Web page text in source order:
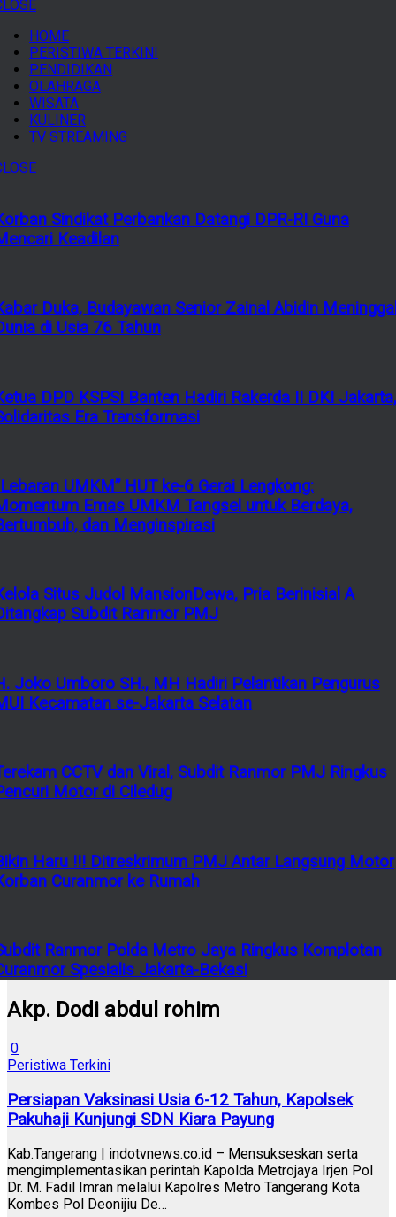
HOME
PERISTIWA TERKINI
PENDIDIKAN
OLAHRAGA
WISATA
KULINER
TV STREAMING
Sindikat Perbankan Datangi DPR-RI Guna
Keadilan
Duka, Budayawan Senior Zainal Abidin
di Usia 76 Tahun
DPD KSPSI Banten Hadiri Rakerda II DKI Jakarta,
Era Transformasi
UMKM” HUT ke-6 Gerai Lengkong:
Emas UMKM Tangsel untuk Berdaya,
dan Menginspirasi
Situs Judol MansionDewa, Pria Berinisial A
Subdit Ranmor PMJ
Joko Umboro SH., MH Hadiri Pelantikan Pengurus
Kecamatan se-Jakarta Selatan
CCTV dan Viral, Subdit Ranmor PMJ Ringkus
Motor di Ciledug
Haru !!! Ditreskrimum PMJ Antar Langsung Motor
Curanmor ke Rumah
Ranmor Polda Metro Jaya Ringkus Komplotan
Spesialis Jakarta-Bekasi
Akp. Dodi abdul rohim
0
Peristiwa Terkini
Persiapan Vaksinasi Usia 6-12 Tahun, Kapolsek
Pakuhaji Kunjungi SDN Kiara Payung
Kab.Tangerang | indotvnews.co.id – Mensukseskan serta
mengimplementasikan perintah Kapolda Metrojaya Irjen Pol
Dr. M. Fadil Imran melalui Kapolres Metro Tangerang Kota
Kombes Pol Deonijiu De…